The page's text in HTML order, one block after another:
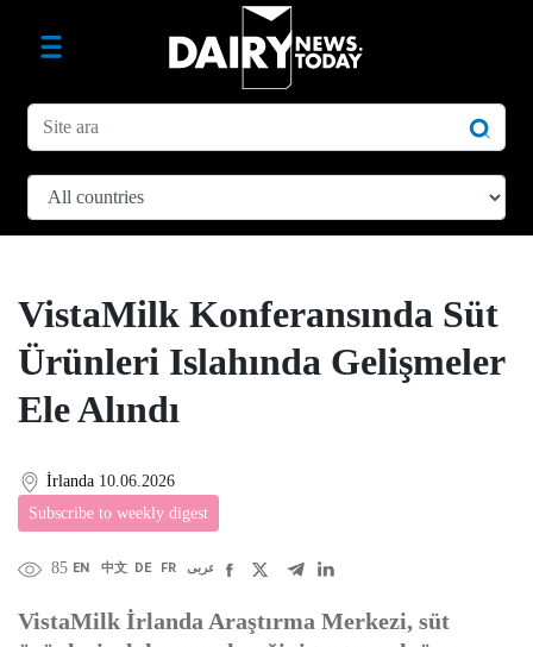
VistaMilk Konferansında Süt
Ürünleri Islahında Gelişmeler
Ele Alındı
İrlanda 10.06.2026
Subscribe to weekly digest
85 EN 中文 DE FR عربى
VistaMilk İrlanda Araştırma Merkezi, süt